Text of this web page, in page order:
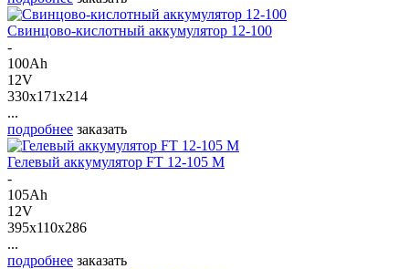
Свинцово-кислотный аккумулятор 12-100
-
100Ah
12V
330x171x214
...
подробнее заказать
Гелевый аккумулятор FT 12-105 M
-
105Ah
12V
395x110x286
...
подробнее заказать